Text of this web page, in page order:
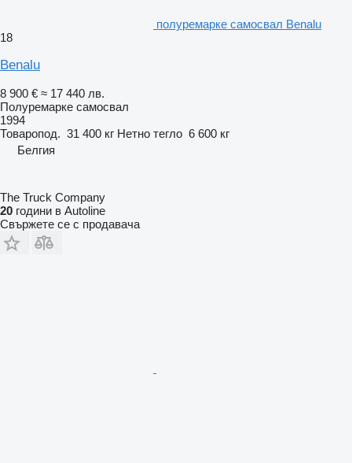
полуремарке самосвал Benalu
18
Benalu
8 900 € ≈ 17 440 лв.
Полуремарке самосвал
1994
Товаропод. 31 400 кг Нетно тегло 6 600 кг
Белгия
The Truck Company
20 години в Autoline
Свържете се с продавача